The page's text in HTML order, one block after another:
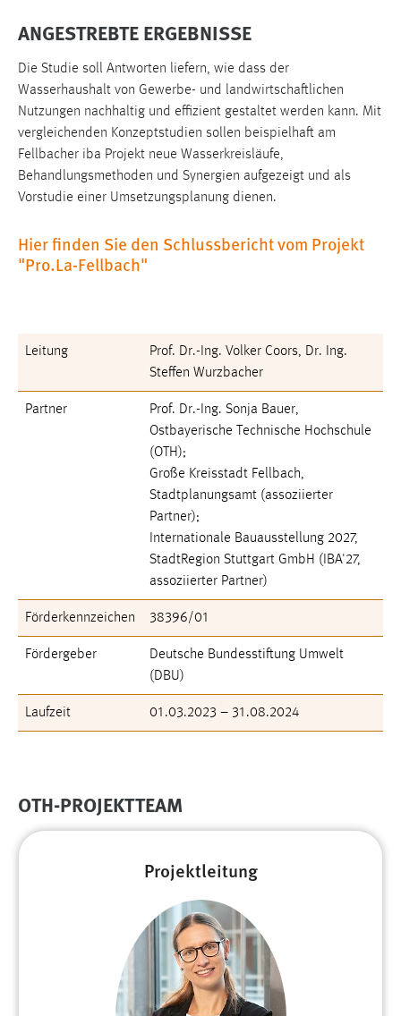
ANGESTREBTE ERGEBNISSE
Die Studie soll Antworten liefern, wie dass der
Wasserhaushalt von Gewerbe- und landwirtschaftlichen
Nutzungen nachhaltig und effizient gestaltet werden kann. Mit
vergleichenden Konzeptstudien sollen beispielhaft am
Fellbacher iba Projekt neue Wasserkreisläufe,
Behandlungsmethoden und Synergien aufgezeigt und als
Vorstudie einer Umsetzungsplanung dienen.
Hier finden Sie den Schlussbericht vom Projekt
"Pro.La-Fellbach"
Leitung
Prof. Dr.-Ing. Volker Coors, Dr. Ing.
Steffen Wurzbacher
Partner
Prof. Dr.-Ing. Sonja Bauer,
Ostbayerische Technische Hochschule
(OTH);
Große Kreisstadt Fellbach,
Stadtplanungsamt (assoziierter
Partner);
Internationale Bauausstellung 2027,
StadtRegion Stuttgart GmbH (IBA'27,
assoziierter Partner)
Förderkennzeichen 38396/01
Fördergeber
Deutsche Bundesstiftung Umwelt
(DBU)
Laufzeit 01.03.2023 – 31.08.2024
OTH-PROJEKTTEAM
Projektleitung
3 Monate
Facebook Pixel
Name:
_fbp
Zweck:
EXTERNE MEDIEN
Um Inhalte von Videoplattformen und Social Media
Plattformen anzeigen zu können, werden von diesen
externen Medien Cookies gesetzt.